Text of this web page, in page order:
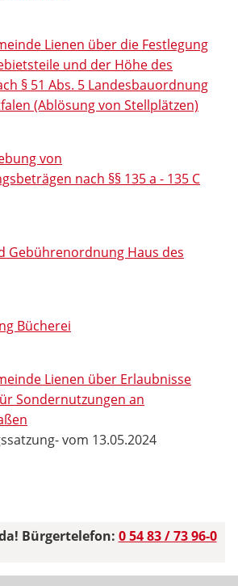
Lienen über die Festlegung
und der Höhe des
§ 51 Abs. 5 Landesbauordnung
(Ablösung von Stellplätzen)
von
nach §§ 135 a - 135 C
Gebührenordnung Haus des
Bücherei
Lienen über Erlaubnisse
Sondernutzungen an
vom 13.05.2024
Bürgertelefon: 0 54 83 / 73 96-0